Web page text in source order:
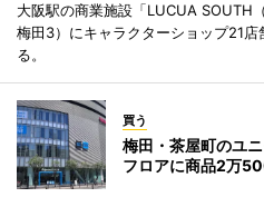
大阪駅の商業施設「LUCUA SOUTH
梅田3）にキャラクターショップ21店
る。
買う
梅田・茶屋町のユ
フロアに商品2万